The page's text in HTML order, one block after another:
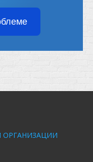
ОРГАНИЗАЦИИ